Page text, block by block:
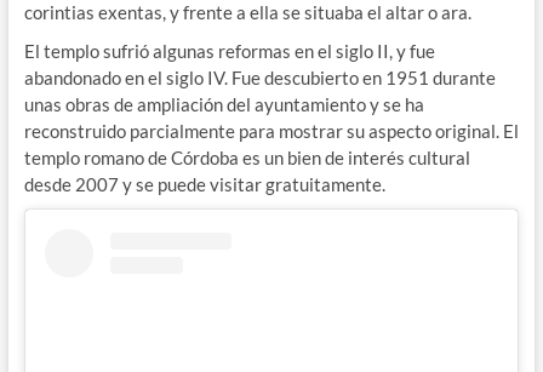
corintias exentas, y frente a ella se situaba el altar o ara.
El templo sufrió algunas reformas en el siglo II, y fue
abandonado en el siglo IV. Fue descubierto en 1951 durante
unas obras de ampliación del ayuntamiento y se ha
reconstruido parcialmente para mostrar su aspecto original. El
templo romano de Córdoba es un bien de interés cultural
desde 2007 y se puede visitar gratuitamente.